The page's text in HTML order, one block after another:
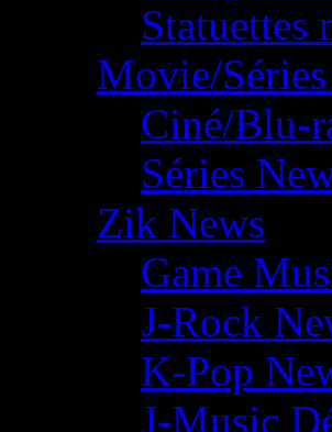
Statuettes
Movie/
Ciné/Blu-
Séries
Zik News
Game
J-Rock
K-Pop
J-Music